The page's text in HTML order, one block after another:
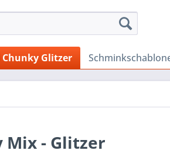
Chunky Glitzer
Mix - Glitzer